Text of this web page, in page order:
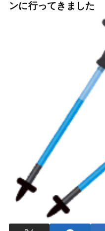
ンに行ってきました